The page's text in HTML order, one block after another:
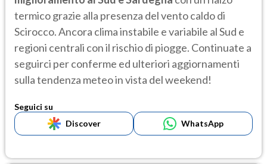
termico grazie alla presenza del vento caldo di
Scirocco. Ancora clima instabile e variabile al Sud e
regioni centrali con il rischio di piogge. Continuate a
seguirci per conferme ed ulteriori aggiornamenti
sulla tendenza meteo in vista del weekend!
Seguici su
Discover
WhatsApp